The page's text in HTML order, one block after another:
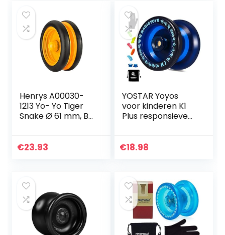
Henrys A00030-
1213 Yo- Yo Tiger
Snake Ø 61 mm, B
(gesorteerde
€23.93
YOSTAR Yoyos
voor kinderen K1
Plus responsieve
snaren,
€18.98